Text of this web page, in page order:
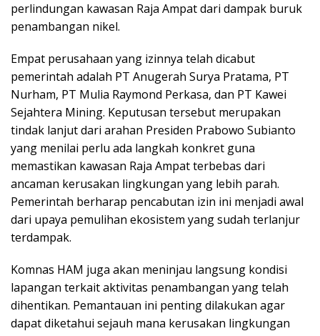
perlindungan kawasan Raja Ampat dari dampak buruk
penambangan nikel.
Empat perusahaan yang izinnya telah dicabut
pemerintah adalah PT Anugerah Surya Pratama, PT
Nurham, PT Mulia Raymond Perkasa, dan PT Kawei
Sejahtera Mining. Keputusan tersebut merupakan
tindak lanjut dari arahan Presiden Prabowo Subianto
yang menilai perlu ada langkah konkret guna
memastikan kawasan Raja Ampat terbebas dari
ancaman kerusakan lingkungan yang lebih parah.
Pemerintah berharap pencabutan izin ini menjadi awal
dari upaya pemulihan ekosistem yang sudah terlanjur
terdampak.
Komnas HAM juga akan meninjau langsung kondisi
lapangan terkait aktivitas penambangan yang telah
dihentikan. Pemantauan ini penting dilakukan agar
dapat diketahui sejauh mana kerusakan lingkungan